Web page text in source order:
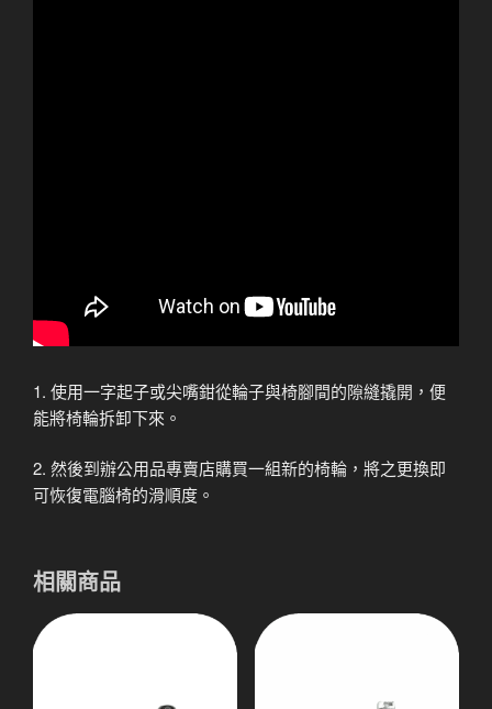
1. 使用一字起子或尖嘴鉗從輪子與椅腳間的隙縫撬開，便
能將椅輪拆卸下來。
2. 然後到辦公用品專賣店購買一組新的椅輪，將之更換即
可恢復電腦椅的滑順度。
相關商品